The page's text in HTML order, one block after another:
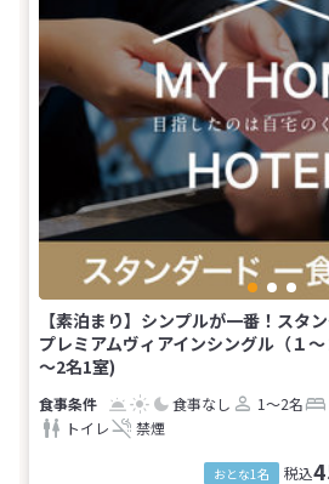
【素泊まり】シンプルが一番！スタ
プレミアムヴィアインシングル（１
～2名1室)
食事なし 1～2名
トイレ
禁煙
おとな1名 税込